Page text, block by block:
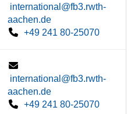
international@fb3.rwth-
aachen.de
+49 241 80-25070
international@fb3.rwth-
aachen.de
+49 241 80-25070